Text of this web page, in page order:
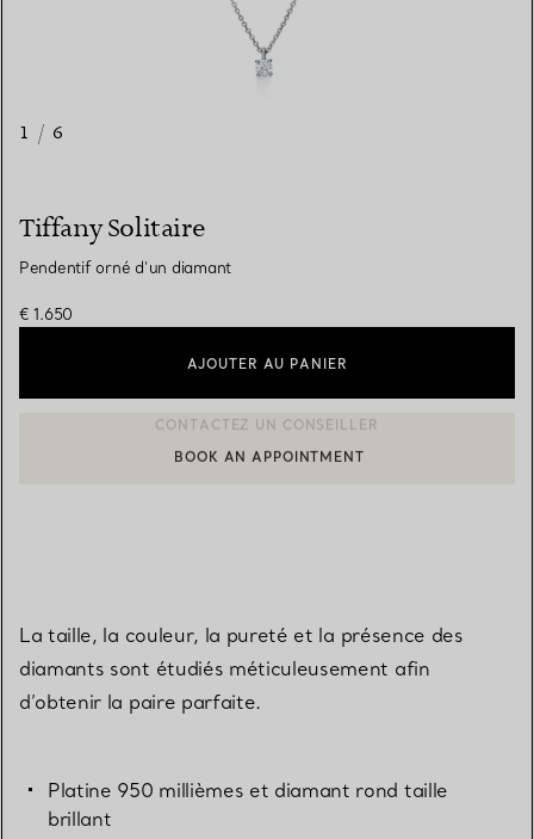
1 / 6
Tiffany Solitaire
Pendentif orné d’un diamant
€ 1.650
AJOUTER AU PANIER
CONTACTER UN CONSEILLER CLIENT OU PRENDRE RENDEZ-
BOOK AN APPOINTMENT
La taille, la couleur, la pureté et la présence des
diamants sont étudiés méticuleusement afin
d’obtenir la paire parfaite.
Platine 950 millièmes et diamant rond taille
brillant